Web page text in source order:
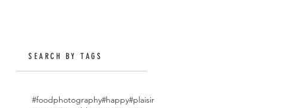
SEARCH BY TAGS
#foodphotography#happy#plaisir